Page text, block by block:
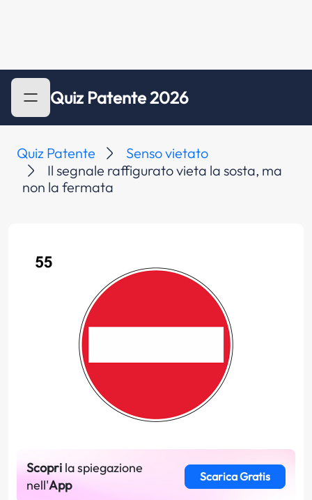
Quiz Patente 2026
Quiz Patente
Senso vietato
Il segnale raffigurato vieta la sosta, ma
non la fermata
Scopri la spiegazione
nell'App
Scarica Gratis